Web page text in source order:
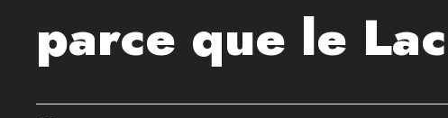
parce que le